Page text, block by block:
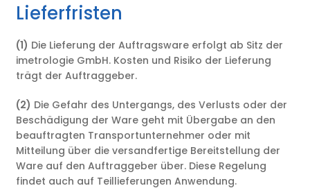
Lieferfristen
(1) Die Lieferung der Auftragsware erfolgt ab Sitz der
imetrologie GmbH. Kosten und Risiko der Lieferung
trägt der Auftraggeber.
(2) Die Gefahr des Untergangs, des Verlusts oder der
Beschädigung der Ware geht mit Übergabe an den
beauftragten Transportunternehmer oder mit
Mitteilung über die versandfertige Bereitstellung der
Ware auf den Auftraggeber über. Diese Regelung
findet auch auf Teillieferungen Anwendung.